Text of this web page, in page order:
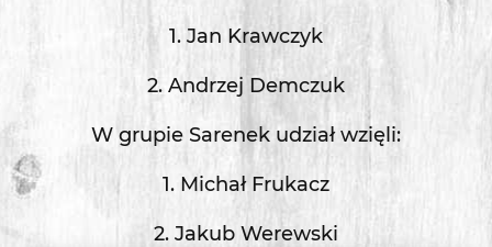
1. Jan Krawczyk
2. Andrzej Demczuk
W grupie Sarenek udział wzięli:
1. Michał Frukacz
2. Jakub Werewski